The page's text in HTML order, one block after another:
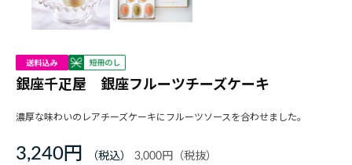
銀座千疋屋 銀座フルーツチーズケーキ
濃厚な味わいのレアチーズケーキにフルーツソースを合わせました。
3,240円 3,000円